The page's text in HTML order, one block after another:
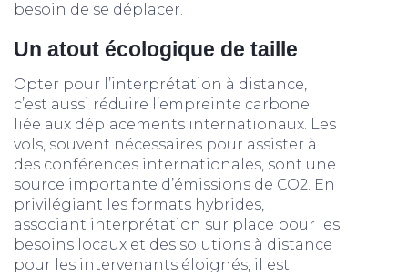
besoin de se déplacer.
Un atout écologique de taille
Opter pour l’interprétation à distance,
c’est aussi réduire l’empreinte carbone
liée aux déplacements internationaux. Les
vols, souvent nécessaires pour assister à
des conférences internationales, sont une
source importante d’émissions de CO2. En
privilégiant les formats hybrides,
associant interprétation sur place pour les
besoins locaux et des solutions à distance
pour les intervenants éloignés, il est